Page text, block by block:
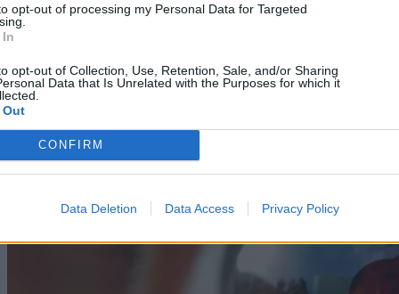
opt-out of processing my Personal Data for Targeted
opt-out of Collection, Use, Retention, Sale, and/or Sharing
Data that Is Unrelated with the Purposes for which it
CONFIRM
Data Deletion Data Access Privacy Policy
06/08/2026